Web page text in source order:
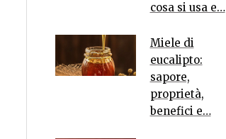
cosa si usa e…
Miele di
eucalipto:
sapore,
proprietà,
benefici e…